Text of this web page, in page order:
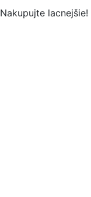
Nakupujte lacnejšie!